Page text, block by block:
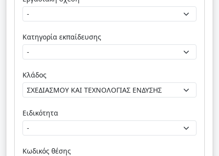
Κατηγορία εκπαίδευσης
Κλάδος
Ειδικότητα
Κωδικός θέσης